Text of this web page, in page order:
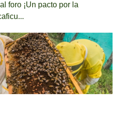
foro ¡Un pacto por la